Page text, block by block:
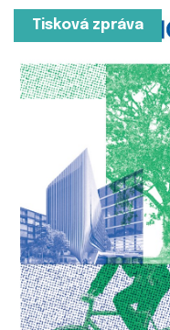
Tisková zpráva